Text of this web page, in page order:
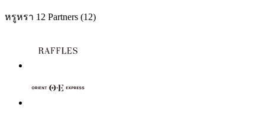
หรูหรา 12 Partners (12)